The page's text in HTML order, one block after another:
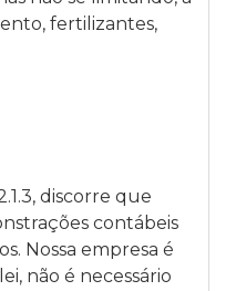
fertilizantes,
discorre que
contábeis
Nossa empresa é
não é necessário